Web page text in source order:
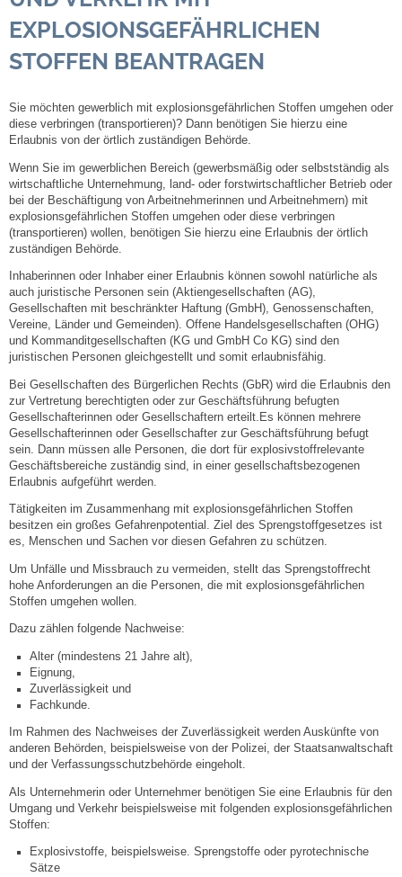
Steuern
Ortsrecht
Haushalt 2026
Trinkwasser - Härtebereich
Service
Notdienste
Fahrplanauskünfte
Abfall-Infos
Ortsplan
Bildergalerie
Rund um den Wein
Schlepper / Traktor
Rathaus
Gemeindeverwaltung
Mitarbeiter
Stellenangebote
XPLOSIONSGEFÄHRLICHEN S
TOFFEN BEANTRAGEN
Sie möchten gewerblich mit explosionsgefährlichen Stoffen umgehen oder
diese verbringen (transportieren)? Dann benötigen Sie hierzu eine
Erlaubnis von der örtlich zuständigen Behörde.
Wenn Sie im gewerblichen Bereich (gewerbsmäßig oder selbstständig als
wirtschaftliche Unternehmung, land- oder forstwirtschaftlicher Betrieb oder
bei der Beschäftigung von Arbeitnehmerinnen und Arbeitnehmern) mit
explosionsgefährlichen Stoffen umgehen oder diese verbringen
(transportieren) wollen, benötigen Sie hierzu eine Erlaubnis der örtlich
zuständigen Behörde.
Inhaberinnen oder Inhaber einer Erlaubnis können sowohl natürliche als
auch juristische Personen sein (Aktiengesellschaften (AG),
Gesellschaften mit beschränkter Haftung (GmbH), Genossenschaften,
Vereine, Länder und Gemeinden). Offene Handelsgesellschaften (OHG)
und Kommanditgesellschaften (KG und GmbH Co KG) sind den
juristischen Personen gleichgestellt und somit erlaubnisfähig.
Bei Gesellschaften des Bürgerlichen Rechts (GbR) wird die Erlaubnis den
zur Vertretung berechtigten oder zur Geschäftsführung befugten
Gesellschafterinnen oder Gesellschaftern erteilt. Es können mehrere
Gesellschafterinnen oder Gesellschafter zur Geschäftsführung befugt
sein. Dann müssen alle Personen, die dort für explosivstoffrelevante
Geschäftsbereiche zuständig sind, in einer gesellschaftsbezogenen
Erlaubnis aufgeführt werden.
Tätigkeiten im Zusammenhang mit explosionsgefährlichen Stoffen
besitzen ein großes Gefahrenpotential. Ziel des Sprengstoffgesetzes ist
es, Menschen und Sachen vor diesen Gefahren zu schützen.
Um Unfälle und Missbrauch zu vermeiden, stellt das Sprengstoffrecht
hohe Anforderungen an die Personen, die mit explosionsgefährlichen
Stoffen umgehen wollen.
Dazu zählen folgende Nachweise:
Alter (mindestens 21 Jahre alt),
Eignung,
Zuverlässigkeit und
Fachkunde.
Im Rahmen des Nachweises der Zuverlässigkeit werden Auskünfte von
anderen Behörden, beispielsweise von der Polizei, der Staatsanwaltschaft
und der Verfassungsschutzbehörde eingeholt.
Als Unternehmerin oder Unternehmer benötigen Sie eine Erlaubnis für den
Umgang und Verkehr beispielsweise mit folgenden explosionsgefährlichen
Stoffen:
Explosivstoffe, beispielsweise. Sprengstoffe oder pyrotechnische
Sätze